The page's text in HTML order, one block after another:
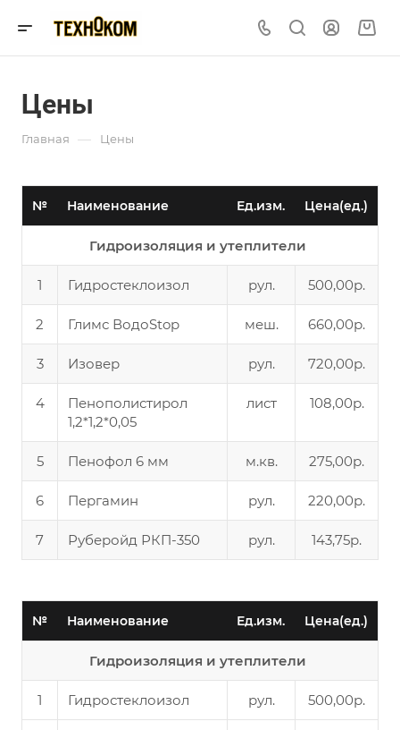
Цены
Главная — Цены
№ Наименование Ед.изм. Цена(ед.)
Гидроизоляция и утеплители
1 Гидростеклоизол рул. 500,00р.
2 Глимс ВодоStop меш. 660,00р.
3 Изовер рул. 720,00р.
4
Пенополистирол
1,2*1,2*0,05
лист 108,00р.
5 Пенофол 6 мм м.кв. 275,00р.
6 Пергамин рул. 220,00р.
7 Руберойд РКП-350 рул. 143,75р.
№ Наименование Ед.изм. Цена(ед.)
Гидроизоляция и утеплители
1 Гидростеклоизол рул. 500,00р.